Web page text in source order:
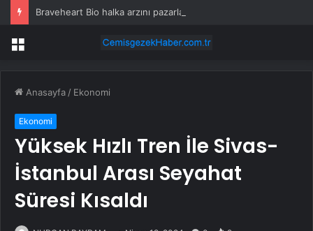
Menü
Anasayfa / Ekonomi
Ekonomi
Yüksek Hızlı Tren İle Sivas-
İstanbul Arası Seyahat
Süresi Kısaldı